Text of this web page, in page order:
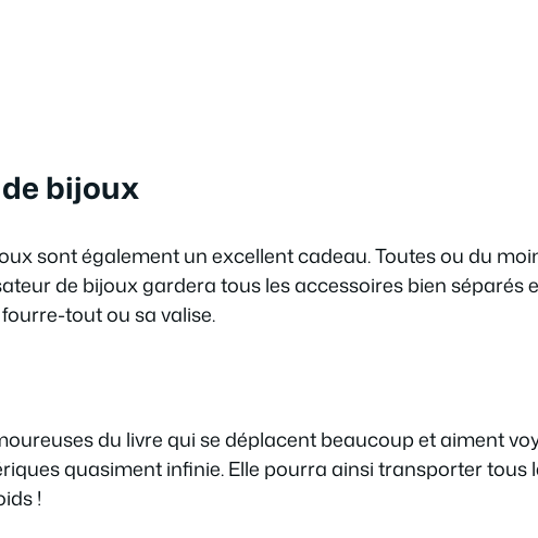
bijoux
sont également un excellent cadeau. Toutes ou du
de bijoux gardera tous les accessoires bien séparés
tout ou sa valise.
du livre qui se déplacent beaucoup et aiment
quasiment infinie. Elle pourra ainsi transporter tous
!